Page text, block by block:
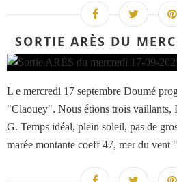
SORTIE ARÈS DU
L e mercredi 17 septembre Doumé
"Claouey". Nous étions trois vaillants,
G. Temps idéal, plein soleil, pas de
marée montante coeff 47, mer du vent